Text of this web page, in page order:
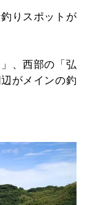
りスポットが
、西部の「弘
がメインの釣